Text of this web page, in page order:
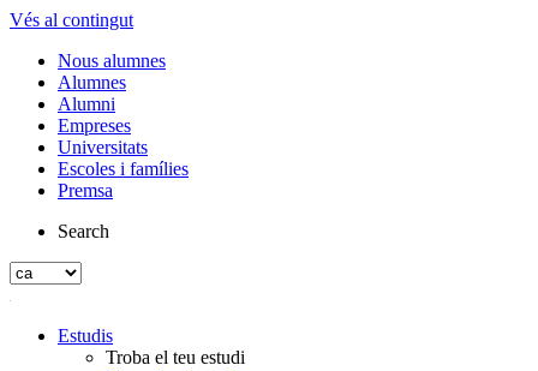
Vés al contingut
Nous alumnes
Alumnes
Alumni
Empreses
Universitats
Escoles i famílies
Premsa
Search
Estudis
Troba el teu estudi